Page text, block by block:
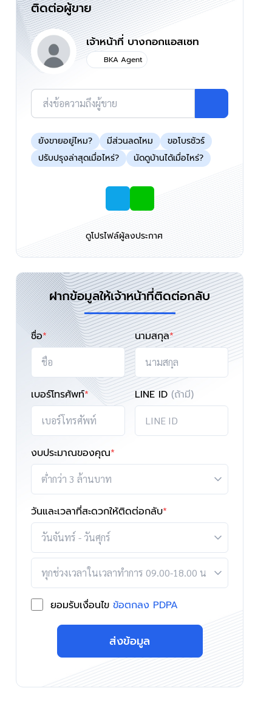
ติดต่อผู้ขาย
เจ้าหน้าที่ บางกอกแอสเซท
BKA Agent
ส่งข้อความถึงผู้ขาย
ยังขายอยู่ไหม? มีส่วนลดไหม
ขอโบรชัวร์
ปรับปรุงล่าสุดเมื่อไหร่?
นัดดูบ้านได้เมื่อไหร่?
ดูโปรไฟล์ผู้ลงประกาศ
ฝากข้อมูลให้เจ้าหน้าที่ติดต่อกลับ
ชื่อ* นามสกุล*
เบอร์โทรศัพท์* LINE ID (ถ้ามี)
งบประมาณของคุณ*
วันและเวลาที่สะดวกให้ติดต่อกลับ*
ยอมรับเงื่อนไข ข้อตกลง PDPA
ส่งข้อมูล